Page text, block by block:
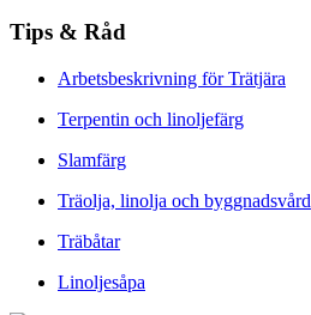
Tips & Råd
Arbetsbeskrivning för Trätjära
Terpentin och linoljefärg
Slamfärg
Träolja, linolja och byggnadsvård
Träbåtar
Linoljesåpa